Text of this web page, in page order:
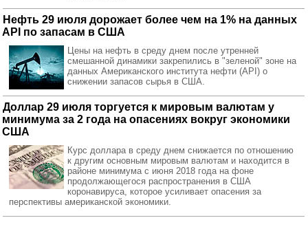
Нефть 29 июля дорожает более чем на 1% на данных
API по запасам в США
Цены на нефть в среду днем после утренней
смешанной динамики закрепились в "зеленой" зоне на
данных Американского института нефти (API) о
снижении запасов сырья в США.
Доллар 29 июля торгуется к мировым валютам у
минимума за 2 года на опасениях вокруг экономики
США
Курс доллара в среду днем снижается по отношению
к другим основным мировым валютам и находится в
районе минимума с июня 2018 года на фоне
продолжающегося распространения в США
коронавируса, которое усиливает опасения за
перспективы американской экономики.